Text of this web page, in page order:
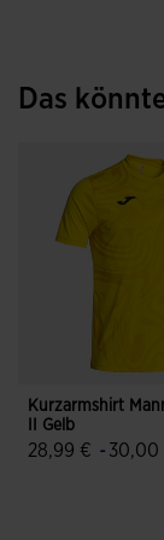
Das
Kurzarmshirt
II Gelb
28,99 € - 30,00